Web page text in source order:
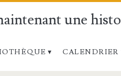
une
CALENDRIER